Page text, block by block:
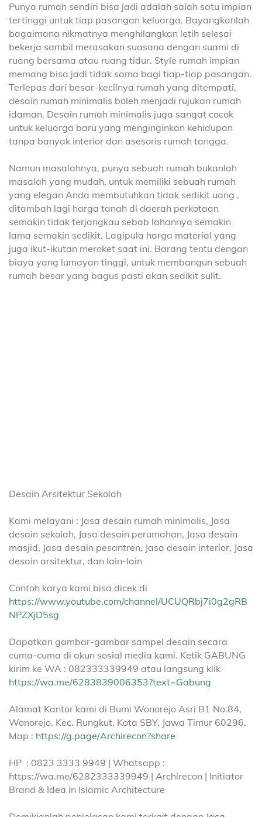
Punya rumah sendiri bisa jadi adalah salah satu impian
tertinggi untuk tiap pasangan keluarga. Bayangkanlah
bagaimana nikmatnya menghilangkan letih selesai
bekerja sambil merasakan suasana dengan suami di
ruang bersama atau ruang tidur. Style rumah impian
memang bisa jadi tidak sama bagi tiap-tiap pasangan.
Terlepas dari besar-kecilnya rumah yang ditempati,
desain rumah minimalis boleh menjadi rujukan rumah
idaman. Desain rumah minimalis juga sangat cocok
untuk keluarga baru yang menginginkan kehidupan
tanpa banyak interior dan asesoris rumah tangga.
Namun masalahnya, punya sebuah rumah bukanlah
masalah yang mudah, untuk memiliki sebuah rumah
yang elegan Anda membutuhkan tidak sedikit uang ,
ditambah lagi harga tanah di daerah perkotaan
semakin tidak terjangkau sebab lahannya semakin
lama semakin sedikit. Lagipula harga material yang
juga ikut-ikutan meroket saat ini. Barang tentu dengan
biaya yang lumayan tinggi, untuk membangun sebuah
rumah besar yang bagus pasti akan sedikit sulit.
Desain Arsitektur Sekolah
Kami melayani : Jasa desain rumah minimalis, Jasa
desain sekolah, Jasa desain perumahan, Jasa desain
masjid, Jasa desain pesantren, Jasa desain interior, Jasa
desain arsitektur, dan lain-lain
Contoh karya kami bisa dicek di
https://www.youtube.com/channel/UCUQRbj7i0g2gRB
NPZXjD5sg
Dapatkan gambar-gambar sampel desain secara
cuma-cuma di akun sosial media kami. Ketik GABUNG
kirim ke WA : 082333339949 atau langsung klik
https://wa.me/6283839006353?text=Gabung
Alamat Kantor kami di Bumi Wonorejo Asri B1 No.84,
Wonorejo, Kec. Rungkut, Kota SBY, Jawa Timur 60296.
Map : https://g.page/Archirecon?share
HP : 0823 3333 9949 | Whatsapp :
https://wa.me/6282333339949 | Archirecon | Initiator
Brand & Idea in Islamic Architecture